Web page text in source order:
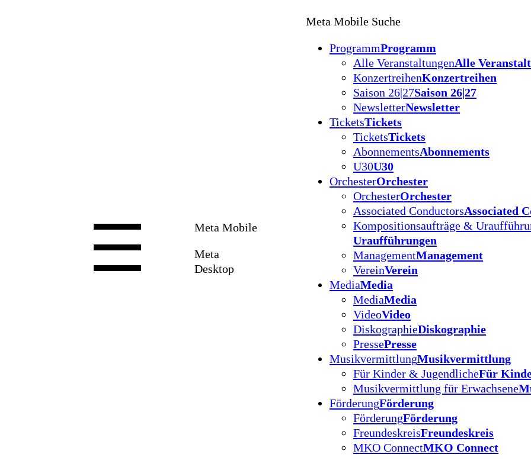
Meta Mobile
Meta
Desktop
Meta Mobile Suche
ProgrammProgramm
Alle VeranstaltungenAlle
KonzertreihenKonzertreihen
Saison 26|27Saison 26|27
NewsletterNewsletter
TicketsTickets
TicketsTickets
AbonnementsAbonnements
U30U30
OrchesterOrchester
OrchesterOrchester
Associated ConductorsAssociated
Kompositionsaufträge &
Uraufführungen
ManagementManagement
VereinVerein
MediaMedia
MediaMedia
VideoVideo
DiskographieDiskographie
PressePresse
MusikvermittlungMusikvermittlung
Für Kinder & JugendlicheFür
Musikvermittlung für Erwachsene
FörderungFörderung
FörderungFörderung
FreundeskreisFreundeskreis
MKO ConnectMKO Connect